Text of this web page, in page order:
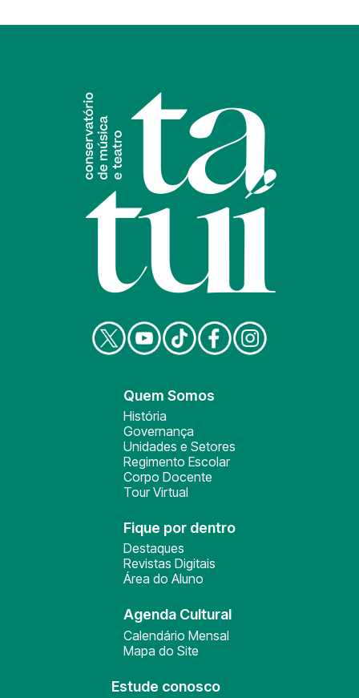
Quem Somos
História
Governança
Unidades e Setores
Regimento Escolar
Corpo Docente
Tour Virtual
Fique por dentro
Destaques
Revistas Digitais
Área do Aluno
Agenda Cultural
Calendário Mensal
Mapa do Site
Estude conosco